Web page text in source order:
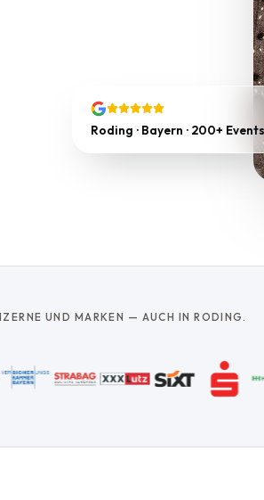
Roding · Bayern · 200+ Events
UND MARKEN — AUCH IN RODING.